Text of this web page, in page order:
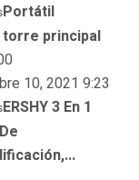
Portátil
principal
10, 2021 9:23
ERSHY 3 En 1